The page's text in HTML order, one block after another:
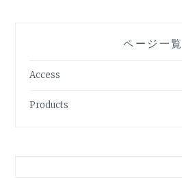
ページ一覧
Access
Products